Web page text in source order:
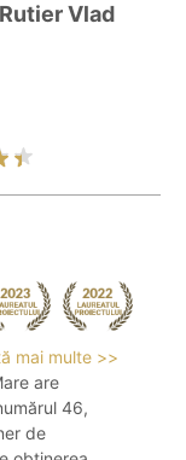
Vlad
mai multe >>
are
46,
de